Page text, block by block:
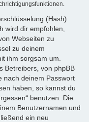
(Hash)
wird dir empfohlen,
Webseiten zu
zu deinem
ihm sorgsam um.
Betreibers, von phpBB
nach deinem Passwort
haben, so kannst du
benutzen. Die
Benutzernamen und
ein neu